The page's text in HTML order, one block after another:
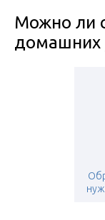
Можно ли
домашних